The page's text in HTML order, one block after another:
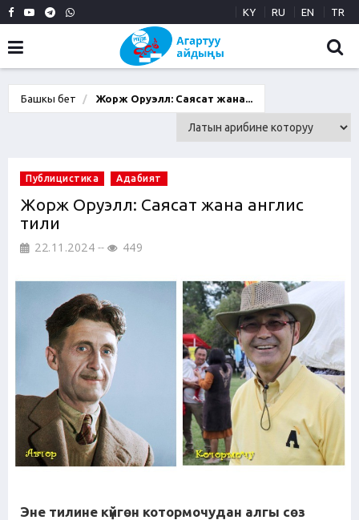
KY RU EN TR
Башкы бет Жорж Оруэлл: Саясат жана...
Публицистика Адабият
Жорж Оруэлл: Саясат жана англис
тили
22.11.2024 449
Эне тилине күйгөн котормочудан алгы сөз